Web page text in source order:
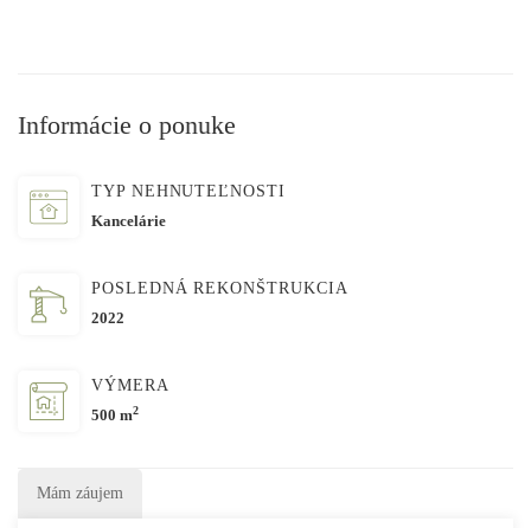
Informácie o ponuke
TYP NEHNUTEĽNOSTI
Kancelárie
POSLEDNÁ REKONŠTRUKCIA
2022
VÝMERA
500 m2
Mám záujem